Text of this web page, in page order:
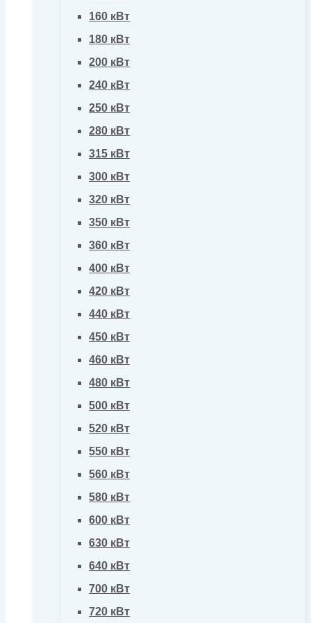
160 кВт
180 кВт
200 кВт
240 кВт
250 кВт
280 кВт
315 кВт
300 кВт
320 кВт
350 кВт
360 кВт
400 кВт
420 кВт
440 кВт
450 кВт
460 кВт
480 кВт
500 кВт
520 кВт
550 кВт
560 кВт
580 кВт
600 кВт
630 кВт
640 кВт
700 кВт
720 кВт